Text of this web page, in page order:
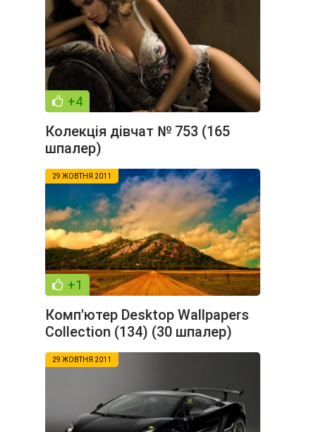
+4
Колекція дівчат № 753 (165
шпалер)
29 ЖОВТНЯ 2011
+1
Комп'ютер Desktop Wallpapers
Collection (134) (30 шпалер)
29 ЖОВТНЯ 2011